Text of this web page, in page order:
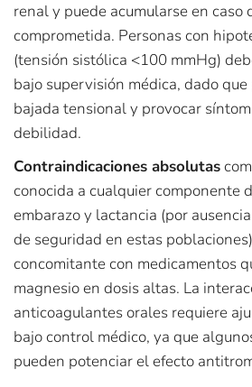
renal y puede acumularse en caso
comprometida. Personas con
(tensión sistólica <100 mmHg)
bajo supervisión médica, dado
bajada tensional y provocar
debilidad.
Contraindicaciones absolutas
conocida a cualquier componente
embarazo y lactancia (por
de seguridad en estas
concomitante con medicamentos
magnesio en dosis altas. La
anticoagulantes orales requiere
bajo control médico, ya que
pueden potenciar el efecto